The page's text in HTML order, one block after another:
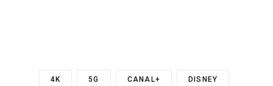
4K 5G CANAL+ DISNEY